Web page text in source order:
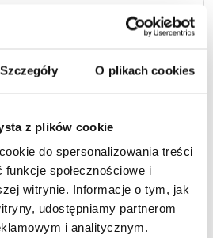
Szczegóły O plikach cookies
z plików cookie
do spersonalizowania treści
społecznościowe i
witrynie. Informacje o tym, jak
udostępniamy partnerom
i analitycznym.
Zamów w ciągu